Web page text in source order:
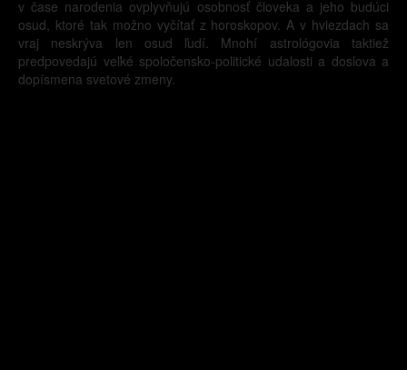
v čase narodenia ovplyvňujú osobnosť človeka a jeho budúci
osud, ktoré tak možno vyčítať z horoskopov. A v hviezdach sa
vraj neskrýva len osud ľudí. Mnohí astrológovia taktiež
predpovedajú veľké spoločensko-politické udalosti a doslova a
dopísmena svetové zmeny.